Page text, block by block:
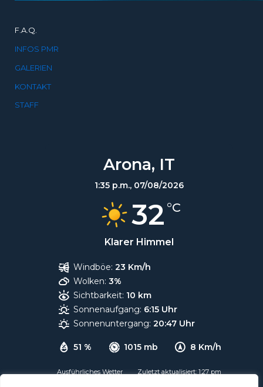
F.A.Q.
INFOS PMR
GALERIEN
KONTAKT
STAFF
Arona, IT
1:35 p.m., 07/08/2026
32 °C
Klarer Himmel
51 % 1015 mb 8 Km/h
Windböe: 23 Km/h
Wolken: 3%
Sichtbarkeit: 10 km
Sonnenaufgang: 6:15 Uhr
Sonnenuntergang: 20:47 Uhr
Ausführliches Wetter Zuletzt aktualisiert: 1:27 pm